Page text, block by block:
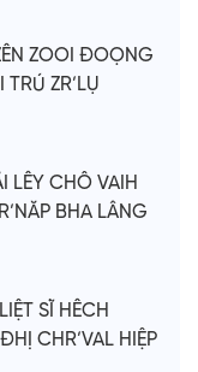
ZOOI ĐOỌNG
ZR’LỤ
LÊY CHÔ VAIH
BHA LÂNG
SĨ HÊCH
CHR’VAL HIỆP